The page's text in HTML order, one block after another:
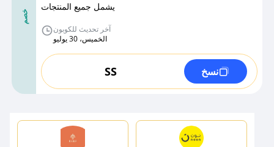
خصم
يشمل جميع المنتجات
آخر تحديث للكوبون
الخميس، 30 يوليو
SS نسخ